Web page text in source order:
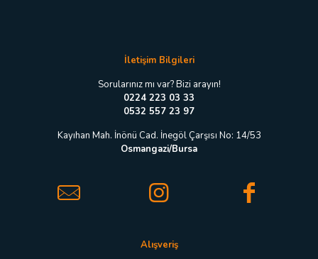
a
İletişim Bilgileri
Sorularınız mı var? Bizi arayın!
0224 223 03 33
0532 557 23 97
Kayıhan Mah. İnönü Cad. İnegöl Çarşısı No: 14/53
Osmangazi/Bursa
Alışveriş